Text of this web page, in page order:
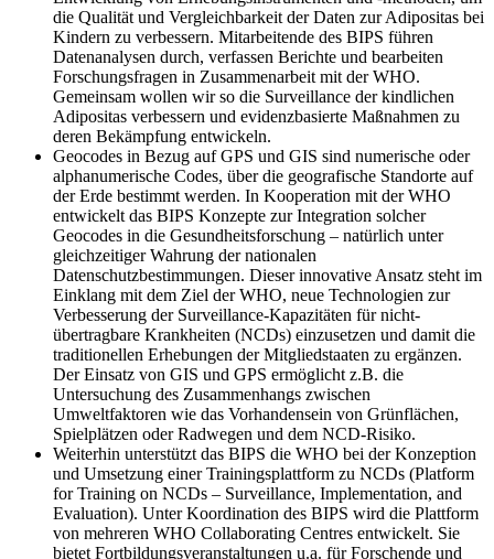
die Qualität und Vergleichbarkeit der Daten zur Adipositas bei
Kindern zu verbessern. Mitarbeitende des BIPS führen
Datenanalysen durch, verfassen Berichte und bearbeiten
Forschungsfragen in Zusammenarbeit mit der WHO.
Gemeinsam wollen wir so die Surveillance der kindlichen
Adipositas verbessern und evidenzbasierte Maßnahmen zu
deren Bekämpfung entwickeln.
Geocodes in Bezug auf GPS und GIS sind numerische oder
alphanumerische Codes, über die geografische Standorte auf
der Erde bestimmt werden. In Kooperation mit der WHO
entwickelt das BIPS Konzepte zur Integration solcher
Geocodes in die Gesundheitsforschung – natürlich unter
gleichzeitiger Wahrung der nationalen
Datenschutzbestimmungen. Dieser innovative Ansatz steht im
Einklang mit dem Ziel der WHO, neue Technologien zur
Verbesserung der Surveillance-Kapazitäten für nicht-
übertragbare Krankheiten (NCDs) einzusetzen und damit die
traditionellen Erhebungen der Mitgliedstaaten zu ergänzen.
Der Einsatz von GIS und GPS ermöglicht z.B. die
Untersuchung des Zusammenhangs zwischen
Umweltfaktoren wie das Vorhandensein von Grünflächen,
Spielplätzen oder Radwegen und dem NCD-Risiko.
Weiterhin unterstützt das BIPS die WHO bei der Konzeption
und Umsetzung einer Trainingsplattform zu NCDs (Platform
for Training on NCDs – Surveillance, Implementation, and
Evaluation). Unter Koordination des BIPS wird die Plattform
von mehreren WHO Collaborating Centres entwickelt. Sie
bietet Fortbildungsveranstaltungen u.a. für Forschende und